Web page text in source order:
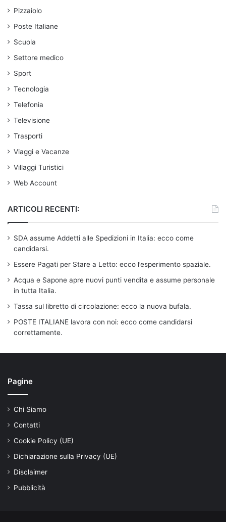
Pizzaiolo
Poste Italiane
Scuola
Settore medico
Sport
Tecnologia
Telefonia
Televisione
Trasporti
Viaggi e Vacanze
Villaggi Turistici
Web Account
ARTICOLI RECENTI:
SDA assume Addetti alle Spedizioni in Italia: ecco come
candidarsi.
Essere Pagati per Stare a Letto: ecco l’esperimento spaziale.
Acqua e Sapone apre nuovi punti vendita e assume personale
in tutta Italia.
Tassa sul libretto di circolazione: ecco la nuova bufala.
POSTE ITALIANE lavora con noi: ecco come candidarsi
correttamente.
Pagine
Chi Siamo
Contatti
Cookie Policy (UE)
Dichiarazione sulla Privacy (UE)
Disclaimer
Pubblicità